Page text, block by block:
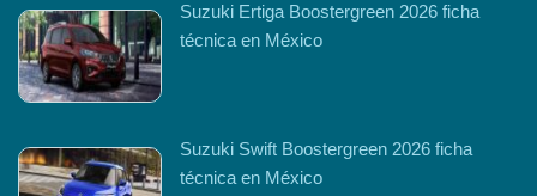
Suzuki Ertiga Boostergreen 2026 ficha
técnica en México
Suzuki Swift Boostergreen 2026 ficha
técnica en México